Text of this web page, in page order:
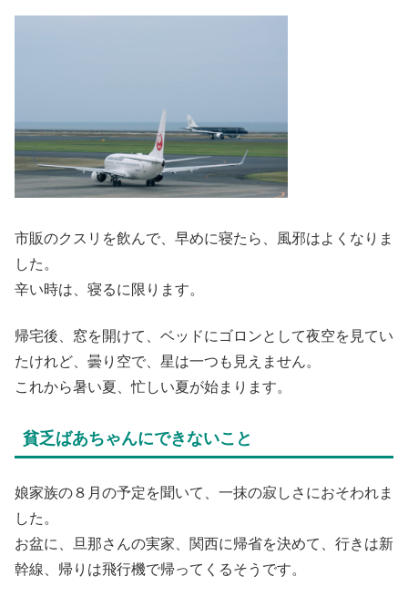
市販のクスリを飲んで、早めに寝たら、風邪はよくなりま
した。
辛い時は、寝るに限ります。
帰宅後、窓を開けて、ベッドにゴロンとして夜空を見てい
たけれど、曇り空で、星は一つも見えません。
これから暑い夏、忙しい夏が始まります。
貧乏ばあちゃんにできないこと
娘家族の８月の予定を聞いて、一抹の寂しさにおそわれま
した。
お盆に、旦那さんの実家、関西に帰省を決めて、行きは新
幹線、帰りは飛行機で帰ってくるそうです。